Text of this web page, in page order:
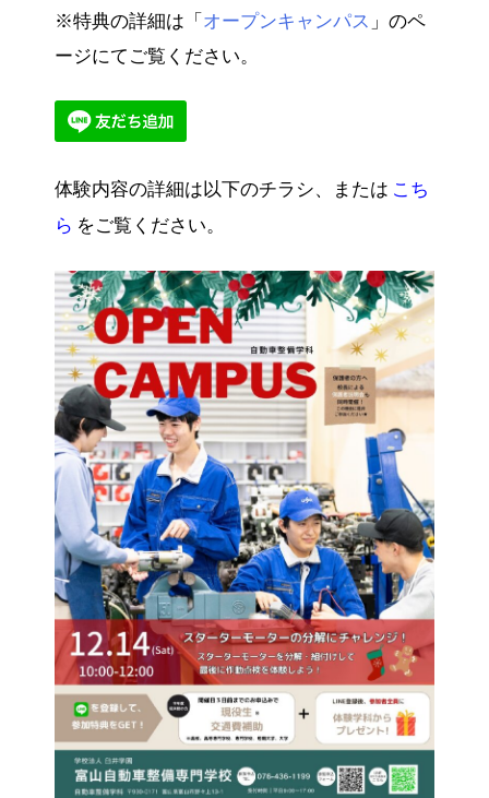
※特典の詳細は「オープンキャンパス 」のペ
ージにてご覧ください。
体験内容の詳細は以下のチラシ、または こち
ら をご覧ください。